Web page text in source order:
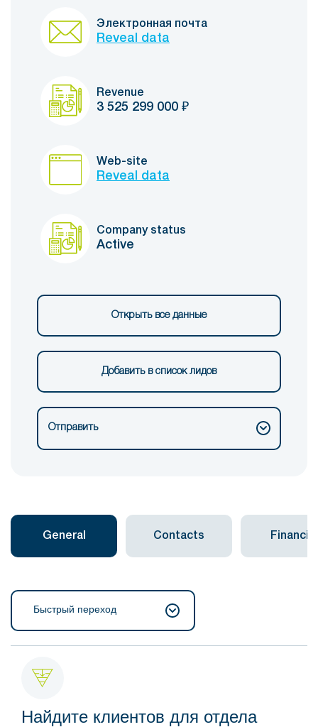
Электронная почта
Reveal data
Revenue
3 525 299 000 ₽
Web-site
Reveal data
Company status
Active
Открыть все данные
Добавить в список лидов
Отправить
General Contacts Financial
Быстрый переход
Найдите клиентов для отдела